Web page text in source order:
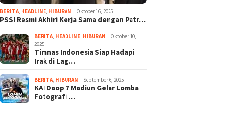
BERITA HEADLINE HIBURAN Oktober 16, 2025
PSSI Resmi Akhiri Kerja Sama dengan Patr…
BERITA HEADLINE HIBURAN
Oktober 10,
2025
Timnas Indonesia Siap Hadapi
Irak di Lag…
BERITA HIBURAN September 6, 2025
KAI Daop 7 Madiun Gelar Lomba
Fotografi …